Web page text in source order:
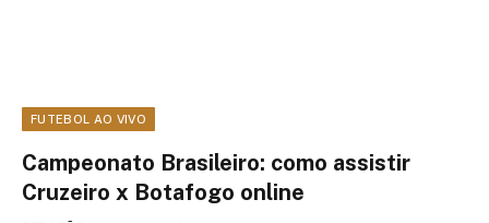
FUTEBOL AO VIVO
Campeonato Brasileiro: como assistir
Cruzeiro x Botafogo online